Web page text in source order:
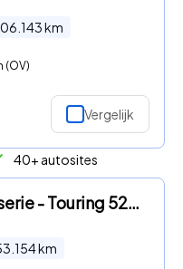
km
(OV)
Vergelijk
40+ autosites
BMW 5-serie - Touring 520i Business Edition+ Aut | Nappa leder | Adaptive
km